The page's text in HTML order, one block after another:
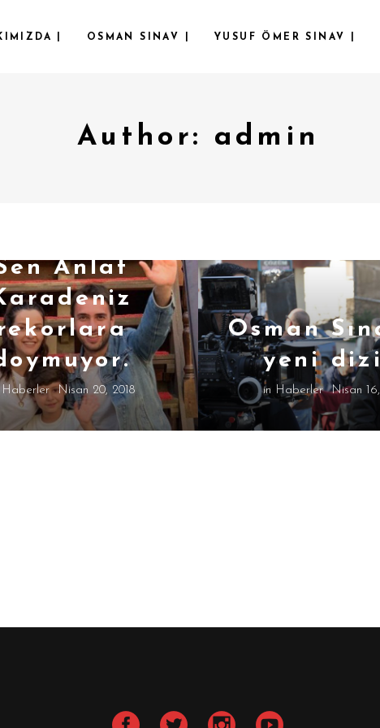
| OSMAN SINAV | YUSUF ÖMER SINAV |
Author: admin
Anlat
Haberler Nisan 20, 2018
Osman
yeni
in Haberler Nisan